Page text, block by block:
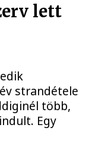
lett
strandétele
több,
Egy